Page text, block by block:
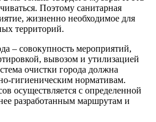
Поэтому санитарная
жизненно необходимое для
территорий.
– совокупность мероприятий,
вывозом и утилизацией
очистки города должна
гигиеническим нормативам.
осуществляется с определенной
разработанным маршрутам и